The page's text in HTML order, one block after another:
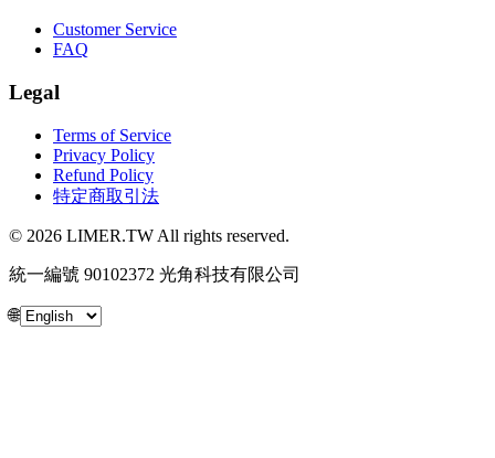
Customer Service
FAQ
Legal
Terms of Service
Privacy Policy
Refund Policy
特定商取引法
© 2026 LIMER.TW All rights reserved.
統一編號 90102372 光角科技有限公司
🌐